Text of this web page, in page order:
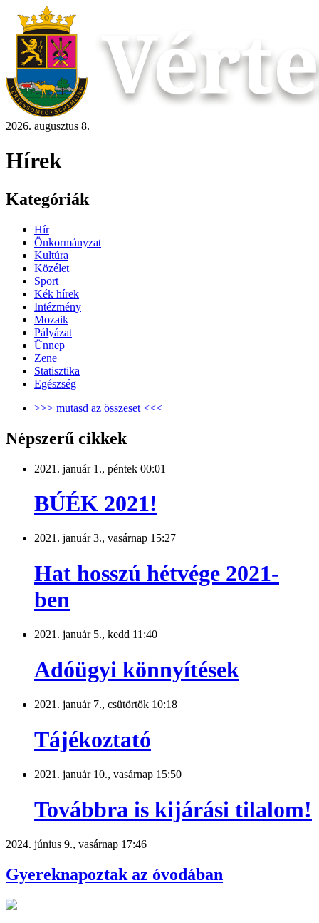
2026. augusztus 8.
Hírek
Kategóriák
Hír
Önkormányzat
Kultúra
Közélet
Sport
Kék hírek
Intézmény
Mozaik
Pályázat
Ünnep
Zene
Statisztika
Egészség
>>> mutasd az összeset <<<
Népszerű cikkek
2021. január 1., péntek 00:01
BÚÉK 2021!
2021. január 3., vasárnap 15:27
Hat hosszú hétvége 2021-
ben
2021. január 5., kedd 11:40
Adóügyi könnyítések
2021. január 7., csütörtök 10:18
Tájékoztató
2021. január 10., vasárnap 15:50
Továbbra is kijárási tilalom!
2024. június 9., vasárnap 17:46
Gyereknapoztak az óvodában